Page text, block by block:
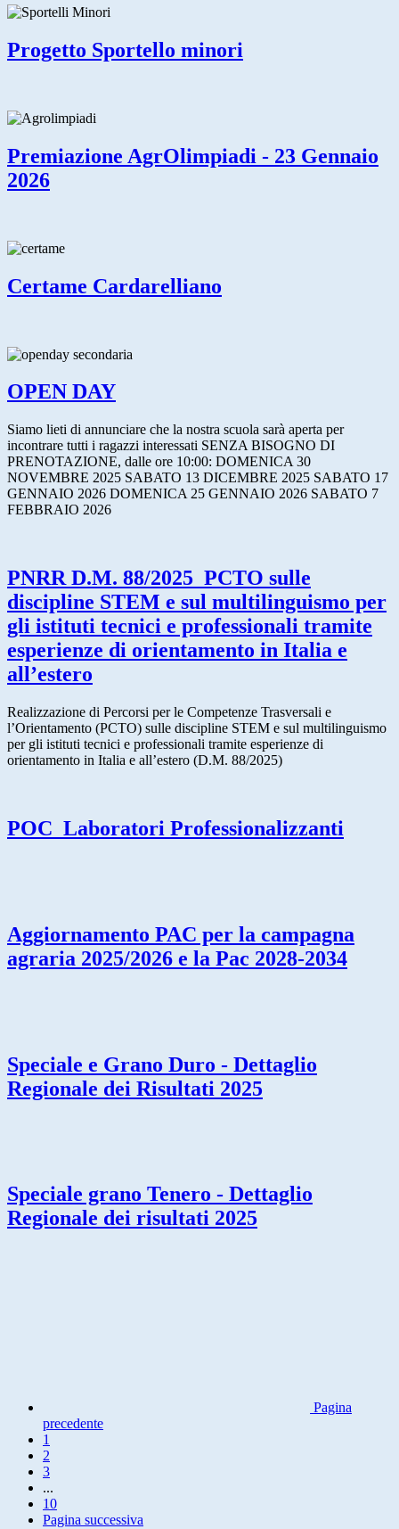
Progetto Sportello minori
Premiazione AgrOlimpiadi - 23 Gennaio
2026
Certame Cardarelliano
OPEN DAY
Siamo lieti di annunciare che la nostra scuola sarà aperta per
incontrare tutti i ragazzi interessati SENZA BISOGNO DI
PRENOTAZIONE, dalle ore 10:00: DOMENICA 30
NOVEMBRE 2025 SABATO 13 DICEMBRE 2025 SABATO 17
GENNAIO 2026 DOMENICA 25 GENNAIO 2026 SABATO 7
FEBBRAIO 2026
PNRR D.M. 88/2025_PCTO sulle
discipline STEM e sul multilinguismo per
gli istituti tecnici e professionali tramite
esperienze di orientamento in Italia e
all’estero
Realizzazione di Percorsi per le Competenze Trasversali e
l’Orientamento (PCTO) sulle discipline STEM e sul multilinguismo
per gli istituti tecnici e professionali tramite esperienze di
orientamento in Italia e all’estero (D.M. 88/2025)
POC_Laboratori Professionalizzanti
Aggiornamento PAC per la campagna
agraria 2025/2026 e la Pac 2028-2034
Speciale e Grano Duro - Dettaglio
Regionale dei Risultati 2025
Speciale grano Tenero - Dettaglio
Regionale dei risultati 2025
Pagina
precedente
1
2
3
...
10
Pagina successiva